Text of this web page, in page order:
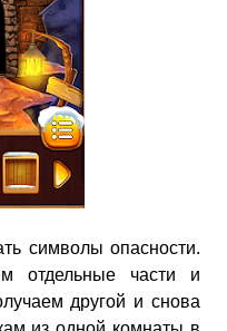
символы опасности.
отдельные части и
другой и снова